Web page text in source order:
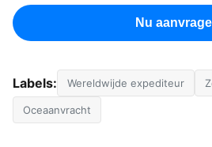
Nu
Labels: Wereldwijde expediteur
Oceaanvracht